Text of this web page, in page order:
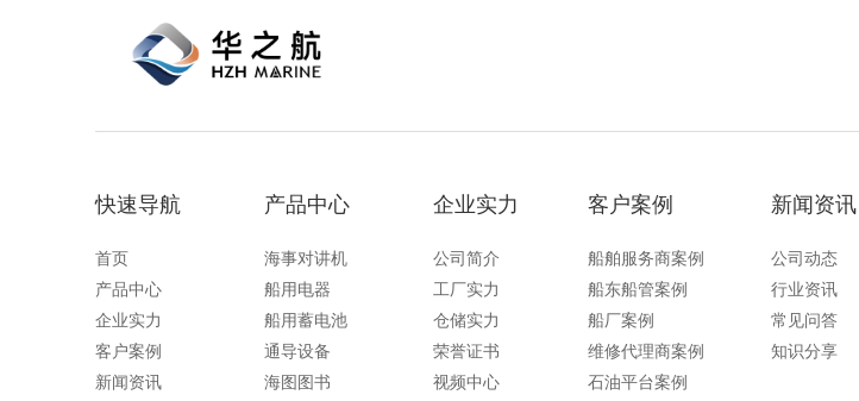
快速导航
首页
产品中心
企业实力
客户案例
新闻资讯
产品中心
海事对讲机
船用电器
船用蓄电池
通导设备
海图图书
企业实力
公司简介
工厂实力
仓储实力
荣誉证书
视频中心
客户案例
船舶服务商案例
船东船管案例
船厂案例
维修代理商案例
石油平台案例
新闻资讯
公司动态
行业资讯
常见问答
知识分享